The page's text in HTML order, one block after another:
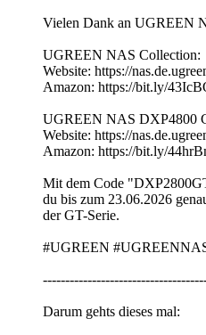
Vielen Dank an UGREEN
UGREEN NAS Collection:
Website: https://
Amazon: https://bit.ly/
UGREEN NAS DXP4800
Website: https://
Amazon: https://bit.ly/
Mit dem Code
du bis zum 23.06.2026
der GT-Serie.
#UGREEN
Darum gehts dieses mal: